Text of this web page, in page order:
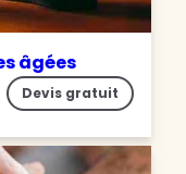
âgées
Devis gratuit